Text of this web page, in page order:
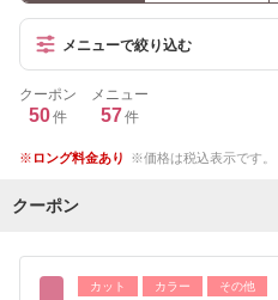
メニューで絞り込む
クーポン
50件
メニュー
57件
ロング料金あり 価格は税込表示です。
クーポン
カット カラー その他